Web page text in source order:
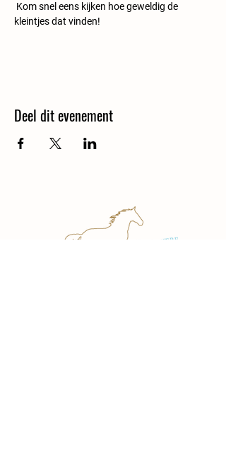
Kom snel eens kijken hoe geweldig de
kleintjes dat vinden!
Deel dit evenement